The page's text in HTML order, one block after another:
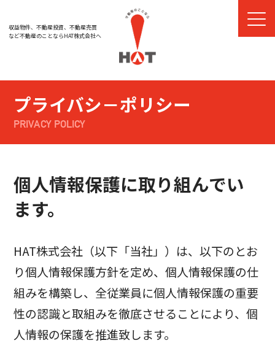
収益物件、不動産投資、不動産売買
など不動産のことならHAT株式会社へ
プライバシ－ポリシー
PRIVACY POLICY
個人情報保護に取り組んでい
ます。
HAT株式会社（以下「当社」）は、以下のとお
り個人情報保護方針を定め、個人情報保護の仕
組みを構築し、全従業員に個人情報保護の重要
性の認識と取組みを徹底させることにより、個
人情報の保護を推進致します。